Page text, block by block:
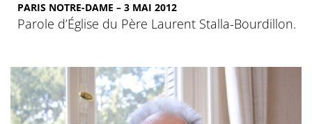
PARIS NOTRE-DAME – 3 MAI 2012
Parole d’Église du Père Laurent Stalla-Bourdillon.